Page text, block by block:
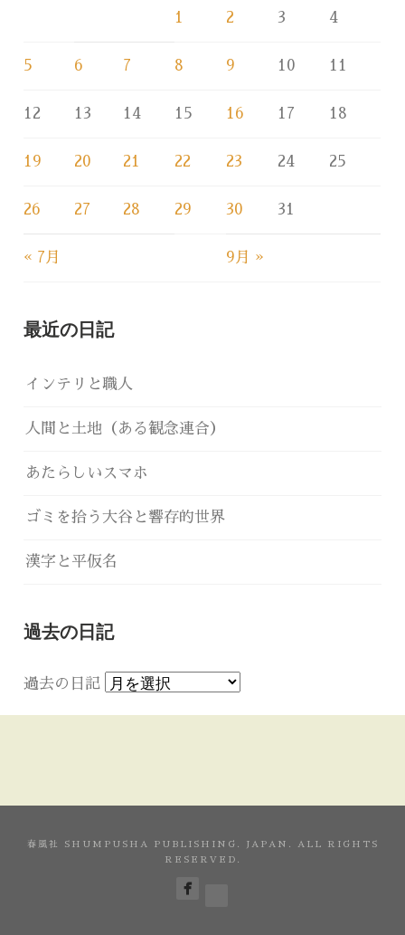
« 7月 9月 »
1 2 3 4
5 6 7 8 9 10 11
12 13 14 15 16 17 18
19 20 21 22 23 24 25
26 27 28 29 30 31
最近の日記
インテリと職人
人間と土地（ある観念連合）
あたらしいスマホ
ゴミを拾う大谷と響存的世界
漢字と平仮名
過去の日記
過去の日記
春風社 SHUMPUSHA PUBLISHING. JAPAN. ALL RIGHTS
RESERVED.